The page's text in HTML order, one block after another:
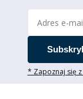
* Zapoznaj się